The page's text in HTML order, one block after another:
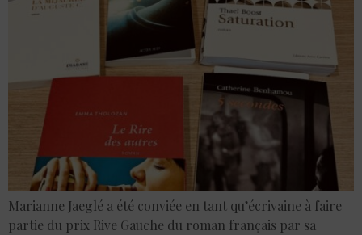
Marianne Jaeglé a été conviée en tant qu’écrivaine à faire
partie du prix Rive Gauche du roman français par sa